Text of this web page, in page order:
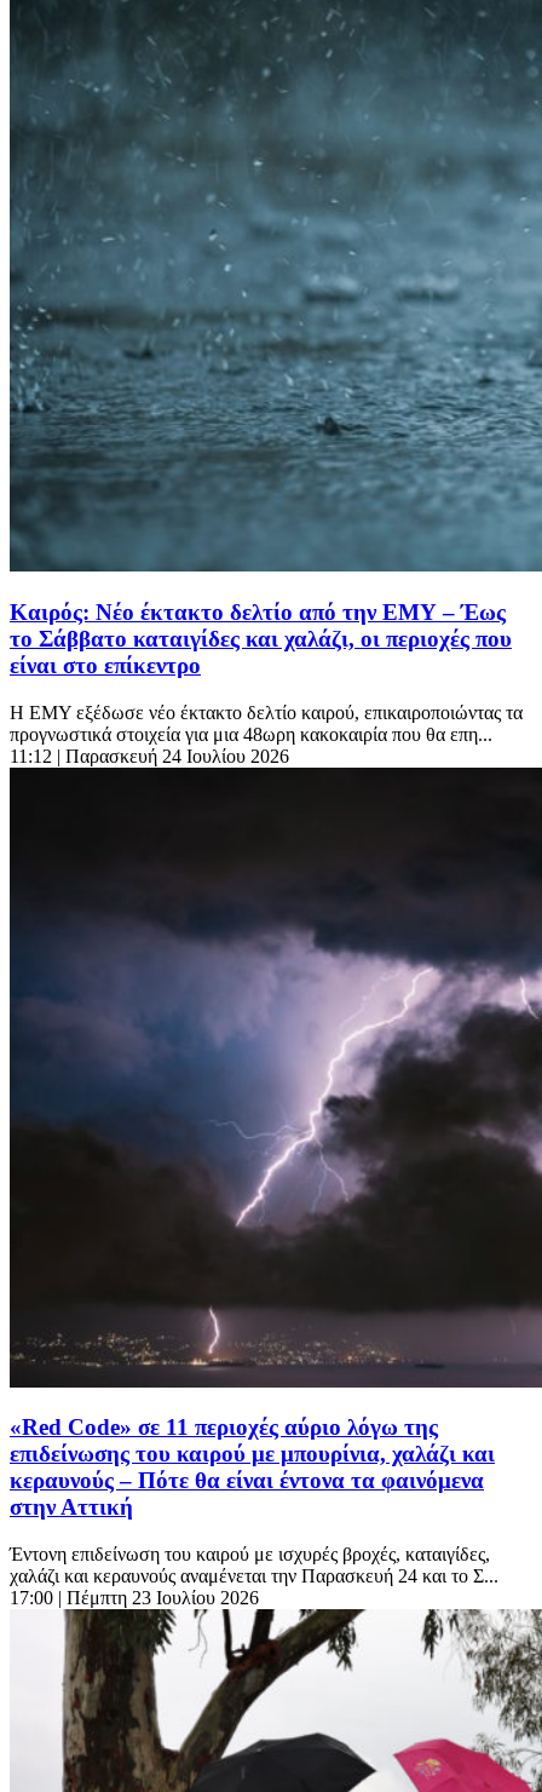
Καιρός: Νέο έκτακτο δελτίο από την ΕΜΥ – Έως
το Σάββατο καταιγίδες και χαλάζι, οι περιοχές που
είναι στο επίκεντρο
Η ΕΜΥ εξέδωσε νέο έκτακτο δελτίο καιρού, επικαιροποιώντας τα
προγνωστικά στοιχεία για μια 48ωρη κακοκαιρία που θα επη...
11:12 | Παρασκευή 24 Ιουλίου 2026
«Red Code» σε 11 περιοχές αύριο λόγω της
επιδείνωσης του καιρού με μπουρίνια, χαλάζι και
κεραυνούς – Πότε θα είναι έντονα τα φαινόμενα
στην Αττική
Έντονη επιδείνωση του καιρού με ισχυρές βροχές, καταιγίδες,
χαλάζι και κεραυνούς αναμένεται την Παρασκευή 24 και το Σ...
17:00 | Πέμπτη 23 Ιουλίου 2026